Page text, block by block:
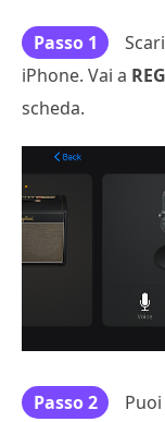
Passo 1
iPhone. Vai a
scheda.
Passo 2